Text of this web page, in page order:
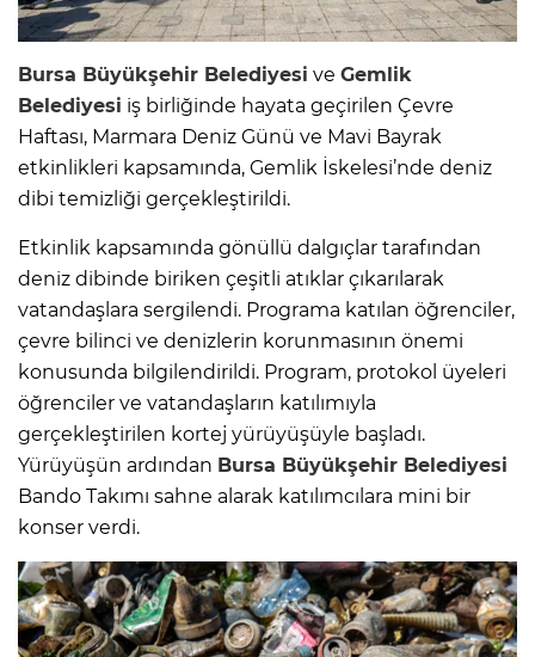
Bursa Büyükşehir Belediyesi ve Gemlik
Belediyesi iş birliğinde hayata geçirilen Çevre
Haftası, Marmara Deniz Günü ve Mavi Bayrak
etkinlikleri kapsamında, Gemlik İskelesi’nde deniz
dibi temizliği gerçekleştirildi.
Etkinlik kapsamında gönüllü dalgıçlar tarafından
deniz dibinde biriken çeşitli atıklar çıkarılarak
vatandaşlara sergilendi. Programa katılan öğrenciler,
çevre bilinci ve denizlerin korunmasının önemi
konusunda bilgilendirildi. Program, protokol üyeleri
öğrenciler ve vatandaşların katılımıyla
gerçekleştirilen kortej yürüyüşüyle başladı.
Yürüyüşün ardından Bursa Büyükşehir Belediyesi
Bando Takımı sahne alarak katılımcılara mini bir
konser verdi.